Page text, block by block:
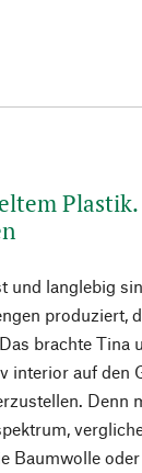
und langlebig
produziert,
brachte Tina
interior auf den
Denn
Baumwolle